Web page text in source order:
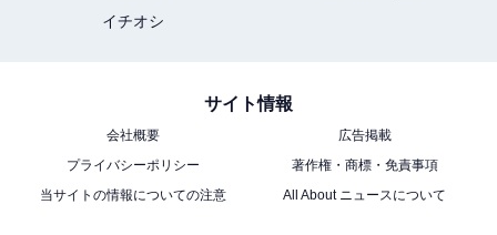
イチオシ
サイト情報
会社概要
広告掲載
プライバシーポリシー
著作権・商標・免責事項
当サイトの情報についての注意
All About ニュースについて